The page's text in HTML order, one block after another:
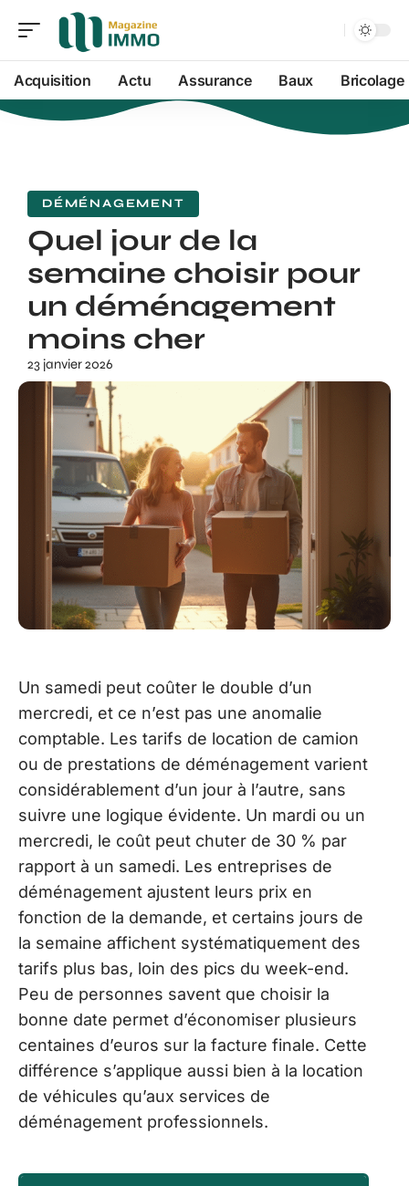
Acquisition Actu Assurance Baux Bricolage
DÉMÉNAGEMENT
Quel jour de la
semaine choisir pour
un déménagement
moins cher
23 janvier 2026
Un samedi peut coûter le double d’un
mercredi, et ce n’est pas une anomalie
comptable. Les tarifs de location de camion
ou de prestations de déménagement varient
considérablement d’un jour à l’autre, sans
suivre une logique évidente. Un mardi ou un
mercredi, le coût peut chuter de 30 % par
rapport à un samedi. Les entreprises de
déménagement ajustent leurs prix en
fonction de la demande, et certains jours de
la semaine affichent systématiquement des
tarifs plus bas, loin des pics du week-end.
Peu de personnes savent que choisir la
bonne date permet d’économiser plusieurs
centaines d’euros sur la facture finale. Cette
différence s’applique aussi bien à la location
de véhicules qu’aux services de
déménagement professionnels.